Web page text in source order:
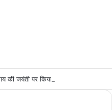
की जयंती पर किया नमन